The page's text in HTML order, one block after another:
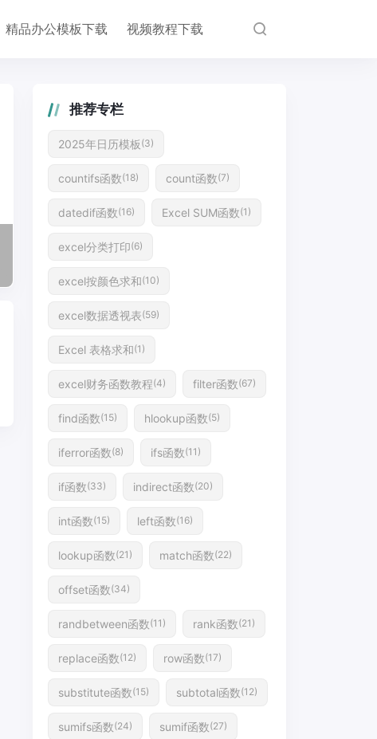
精品办公模板下载 视频教程下载
推荐专栏
2025年日历模板 (3)
countifs函数(18) count函数(7)
datedif函数(16) Excel SUM函数(1)
excel分类打印(6)
excel按颜色求和(10)
excel数据透视表(59)
Excel 表格求和(1)
excel财务函数教程(4) filter函数(67)
find函数(15) hlookup函数(5)
iferror函数(8) ifs函数(11)
if函数(33) indirect函数(20)
int函数(15) left函数(16)
lookup函数(21) match函数(22)
offset函数(34)
randbetween函数(11) rank函数(21)
replace函数(12) row函数(17)
substitute函数(15) subtotal函数(12)
sumifs函数(24) sumif函数(27)